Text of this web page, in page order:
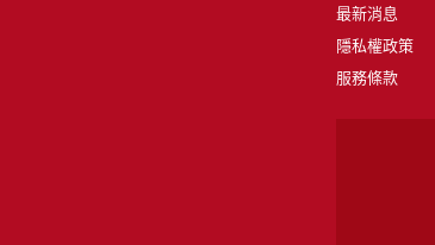
最新消息
隱私權政策
服務條款